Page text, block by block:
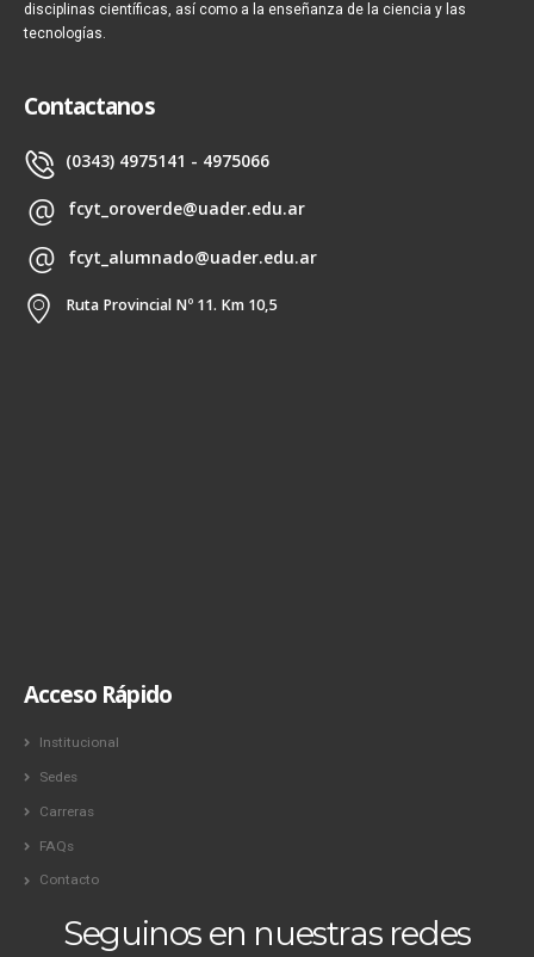
disciplinas científicas, así como a la enseñanza de la ciencia y las
tecnologías.
Contactanos
(0343) 4975141 - 4975066
fcyt_oroverde@uader.edu.ar
fcyt_alumnado@uader.edu.ar
Ruta Provincial Nº 11. Km 10,5
Acceso Rápido
Institucional
Sedes
Carreras
FAQs
Contacto
Seguinos en nuestras redes